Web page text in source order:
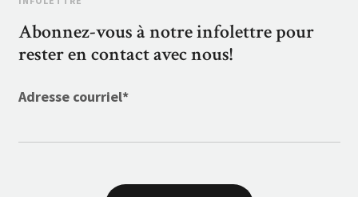
Abonnez-vous à notre infolettre pour
rester en contact avec nous!
Adresse courriel*